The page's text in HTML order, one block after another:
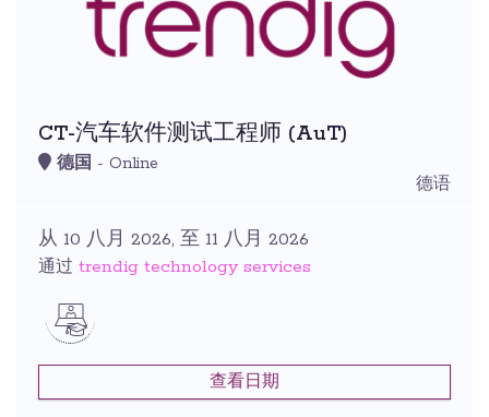
CT-汽车软件测试工程师 (AuT)
德国 - Online
德语
从 10 八月 2026, 至 11 八月 2026
通过 trendig technology services
查看日期